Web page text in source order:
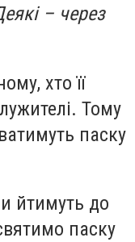
– через
хто її
Тому
паску
йтимуть до
паску